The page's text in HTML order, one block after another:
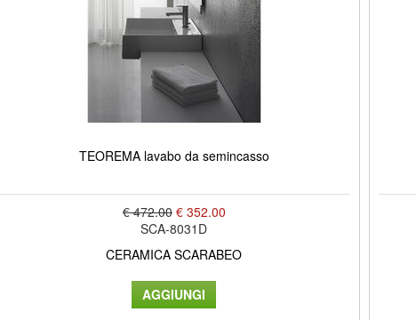
TEOREMA lavabo da semincasso
€ 472.00 € 352.00
SCA-8031D
CERAMICA SCARABEO